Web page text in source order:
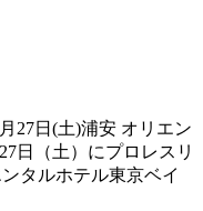
27日(土)浦安 オリエン
日（土）にプロレスリ
タルホテル東京ベイ